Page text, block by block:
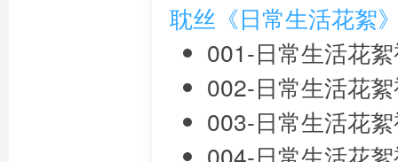
耽丝《日常生活花絮
001-日常生活花
002-日常生活花
003-日常生活花